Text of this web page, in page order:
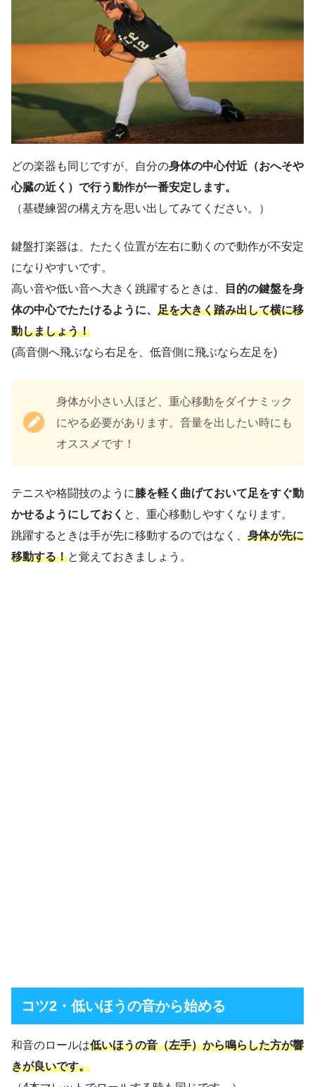
どの楽器も同じですが、自分の身体の中心付近（おへそや
心臓の近く）で行う動作が一番安定します。
（基礎練習の構え方を思い出してみてください。）
鍵盤打楽器は、たたく位置が左右に動くので動作が不安定
になりやすいです。
高い音や低い音へ大きく跳躍するときは、
目的の鍵盤を身
体の中心でたたけるように、 足を大きく踏み出して横に移
動しましょう！
(高音側へ飛ぶなら右足を、低音側に飛ぶなら左足を)
身体が小さい人ほど、重心移動をダイナミック
にやる必要があります。音量を出したい時にも
オススメです！
テニスや格闘技のように膝を軽く曲げておいて足をすぐ動
かせるようにしておく と、重心移動しやすくなります。
跳躍するときは手が先に移動するのではなく、 身体が先に
移動する！と覚えておきましょう。
コツ2・低いほうの音から始める
和音のロールは低いほうの音（左手）から鳴らした方が響
きが良いです。